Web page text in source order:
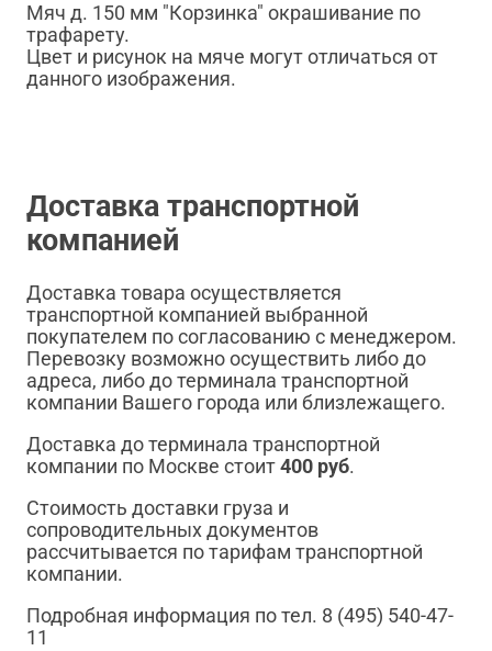
Мяч д. 150 мм "Корзинка" окрашивание по
трафарету.
Цвет и рисунок на мяче могут отличаться от
данного изображения.
Доставка транспортной
компанией
Доставка товара осуществляется
транспортной компанией выбранной
покупателем по согласованию с менеджером.
Перевозку возможно осуществить либо до
адреса, либо до терминала транспортной
компании Вашего города или близлежащего.
Доставка до терминала транспортной
компании по Москве стоит400 руб.
Стоимость доставки груза и
сопроводительных документов
рассчитывается по тарифам транспортной
компании.
Подробная информация по тел. 8 (495) 540-47-
11